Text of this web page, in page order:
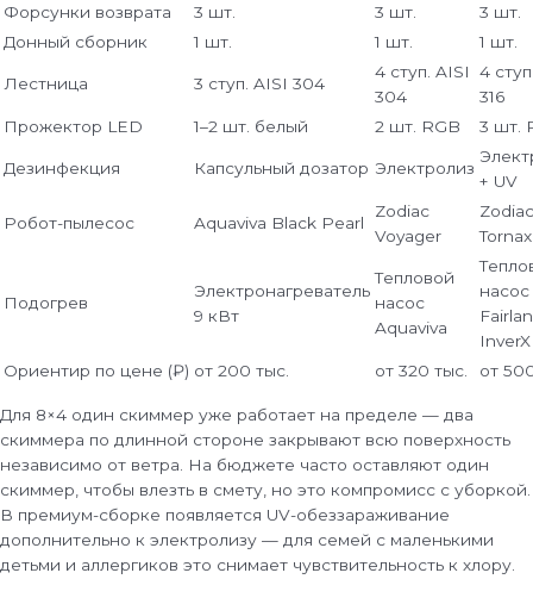
Форсунки возврата
3 шт. 3 шт.
3 шт.
Донный сборник
1 шт. 1 шт. 1 шт.
Лестница 3 ступ. AISI 304
4 ступ. AISI
304
4
316
Прожектор LED
1–2 шт. белый 2 шт. RGB 3 шт.
Дезинфекция Капсульный дозатор Электролиз
+ UV
Робот-пылесос Aquaviva Black Pearl
Zodiac
Voyager
Zodiac
Tornax
Подогрев
Электронагреватель
9 кВт
Тепловой
насос
Aquaviva
насос
InverX
Ориентир по цене (₽) от 200 тыс. от 320 тыс. от
Для 8×4 один скиммер уже работает на пределе — два
скиммера по длинной стороне закрывают всю поверхность
независимо от ветра. На бюджете часто оставляют один
скиммер, чтобы влезть в смету, но это компромисс с уборкой.
В премиум-сборке появляется UV-обеззараживание
дополнительно к электролизу — для семей с маленькими
детьми и аллергиков это снимает чувствительность к хлору.